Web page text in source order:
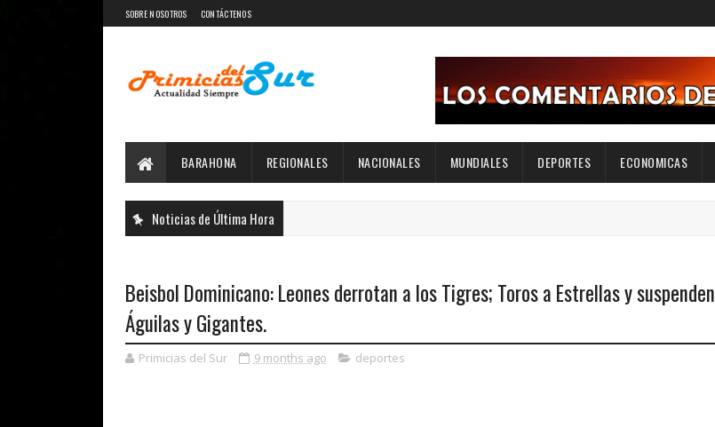
SOBRE NOSOTROS CONTÁCTENOS
BARAHONA REGIONALES NACIONALES MUNDIALES DEPORTES ECONOMICAS
Noticias de Última Hora
Beisbol Dominicano: Leones derrotan a los Tigres; Toros a Estrellas y suspenden
Águilas y Gigantes.
Primicias del Sur 9 months ago deportes